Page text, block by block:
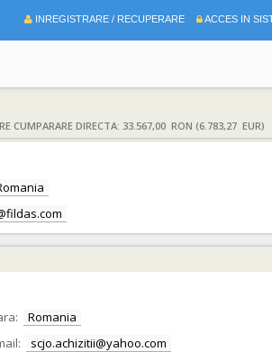
INREGISTRARE / RECUPERARE ACCES IN
CUMPARARE DIRECTA: 33.567,00 RON (6.783,27 EUR)
Romania
scjo.achizitii@yahoo.com